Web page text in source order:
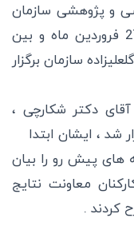
و پژوهشی سازمان
نظام پزشکی در سال 1401 روز شنبه27 فروردین ماه و بین
دکتر گلعلیزاده سازمان برگزار
دکتر شکارچی ،
شد ، ایشان ابتدا
های پیش رو را بیان
معاونت نتایج
کردند .